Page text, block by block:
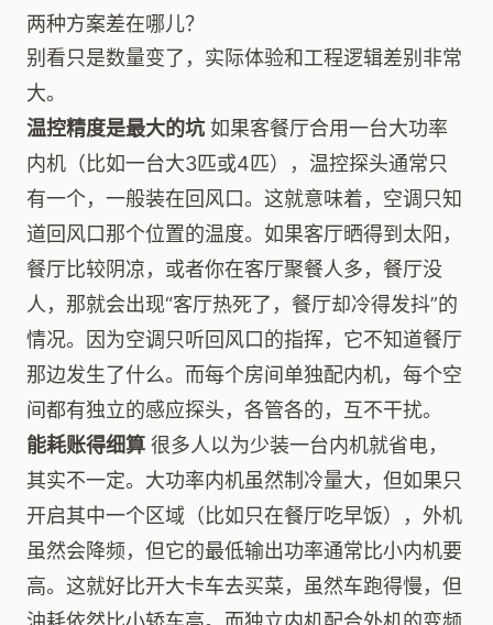
两种方案差在哪儿？
别看只是数量变了，实际体验和工程逻辑差别非常
大。
温控精度是最大的坑 如果客餐厅合用一台大功率
内机（比如一台大3匹或4匹），温控探头通常只
有一个，一般装在回风口。这就意味着，空调只知
道回风口那个位置的温度。如果客厅晒得到太阳，
餐厅比较阴凉，或者你在客厅聚餐人多，餐厅没
人，那就会出现“客厅热死了，餐厅却冷得发抖”的
情况。因为空调只听回风口的指挥，它不知道餐厅
那边发生了什么。而每个房间单独配内机，每个空
间都有独立的感应探头，各管各的，互不干扰。
能耗账得细算 很多人以为少装一台内机就省电，
其实不一定。大功率内机虽然制冷量大，但如果只
开启其中一个区域（比如只在餐厅吃早饭），外机
虽然会降频，但它的最低输出功率通常比小内机要
高。这就好比开大卡车去买菜，虽然车跑得慢，但